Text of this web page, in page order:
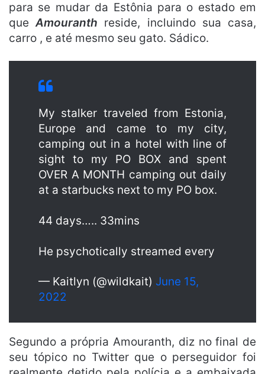
para se mudar da Estônia para o estado em
queAmouranth reside, incluindo sua casa,
carro , e até mesmo seu gato. Sádico.
My stalker traveled from Estonia,
Europe and came to my city,
camping out in a hotel with line of
sight to my PO BOX and spent
OVER A MONTH camping out daily
at a starbucks next to my PO box.
44 days….. 33mins
He psychotically streamed every
— Kaitlyn (@wildkait) June 15,
2022
Segundo a própria Amouranth, diz no final de
seu tópico no Twitter que o perseguidor foi